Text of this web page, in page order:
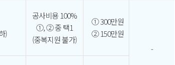
)
공사비용 100%
①, ② 중 택1
(중복지원 불가)
① 300만원
② 150만원
-